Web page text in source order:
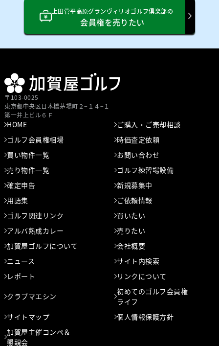
上田菅平高原グランヴィリオゴルフ倶楽部の
会員権を売りたい
〒103-0025
東京都中央区⽇本橋茅場町２−１４−１
第⼀井上ビル６Ｆ
HOME
ご購入・ご売却相談
ゴルフ会員権相場
時価査定依頼
買い物件一覧
お問い合わせ
売り物件一覧
ゴルフ練習場設備
確定申告
新規募集中
用語集
ご依頼情報
ゴルフ関連リンク
買いたい
アルバ熟成カレー
売りたい
加賀屋ゴルフについて
会社概要
ニュース
サイト内検索
レポート
リンクについて
クラブマエシン
初めてのゴルフ会員権
ライフ
サイトマップ
個人情報保護方針
加賀屋主催コンペ＆
懇親会